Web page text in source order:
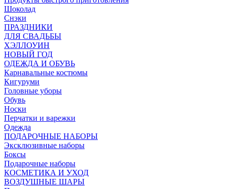
Шоколад
Снэки
ПРАЗДНИКИ
ДЛЯ СВАДЬБЫ
ХЭЛЛОУИН
НОВЫЙ ГОД
ОДЕЖДА И ОБУВЬ
Карнавальные костюмы
Кигуруми
Головные уборы
Обувь
Носки
Перчатки и варежки
Одежда
ПОДАРОЧНЫЕ НАБОРЫ
Эксклюзивные наборы
Боксы
Подарочные наборы
КОСМЕТИКА И УХОД
ВОЗДУШНЫЕ ШАРЫ